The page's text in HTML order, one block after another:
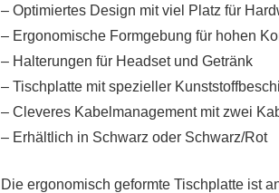
– Optimiertes Design mit viel Platz für
– Ergonomische Formgebung für hohen
– Halterungen für Headset und Getränk
– Tischplatte mit spezieller
– Cleveres Kabelmanagement mit zwei
– Erhältlich in Schwarz oder Schwarz/Rot
Die ergonomisch geformte Tischplatte ist